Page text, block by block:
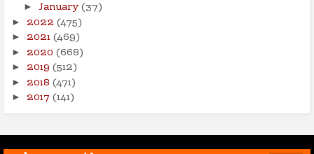
► January(37)
► 2022 (475)
► 2021(469)
► 2020 (668)
► 2019 (512)
► 2018 (471)
► 2017 (141)